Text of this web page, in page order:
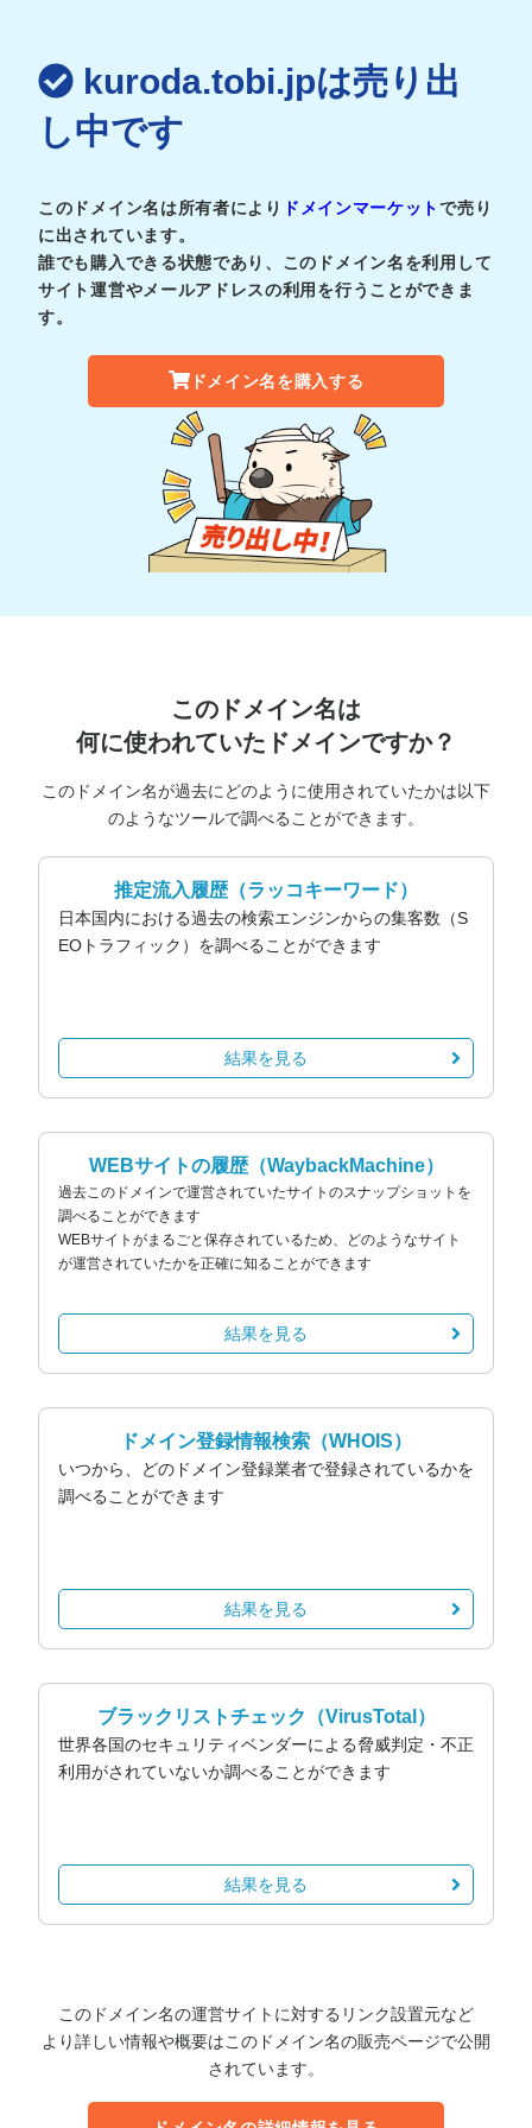
kuroda.tobi.jpは売り出
し中です
このドメイン名は所有者により ドメインマーケットで売り
に出されています。
誰でも購入できる状態であり、このドメイン名を利用して
サイト運営やメールアドレスの利用を行うことができま
す。
ドメイン名を購入する
このドメイン名は
何に使われていたドメインですか？
このドメイン名が過去にどのように使用されていたかは以下
のようなツールで調べることができます。
推定流入履歴（ラッコキーワード）
日本国内における過去の検索エンジンからの集客数（S
EOトラフィック）を調べることができます
結果を見る
WEBサイトの履歴（WaybackMachine）
過去このドメインで運営されていたサイトのスナップショットを
調べることができます
WEBサイトがまるごと保存されているため、どのようなサイト
が運営されていたかを正確に知ることができます
結果を見る
ドメイン登録情報検索 （WHOIS）
いつから、どのドメイン登録業者で登録されているかを
調べることができます
結果を見る
ブラックリストチェック （VirusTotal）
世界各国のセキュリティベンダーによる脅威判定・不正
利用がされていないか調べることができます
結果を見る
このドメイン名の運営サイトに対するリンク設置元など
より詳しい情報や概要はこのドメイン名の販売ページで公開
されています。